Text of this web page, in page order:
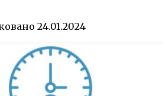
24.01.2024